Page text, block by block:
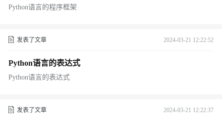
Python语言的程序框架
发表了文章 2024-03-21 12:22:52
Python语言的表达式
Python语言的表达式
发表了文章 2024-03-21 12:22:37